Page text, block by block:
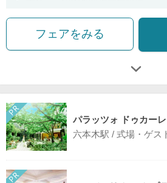
フェアをみる
パラッツォ ドゥカーレ
六本木駅 / 式場・ゲス